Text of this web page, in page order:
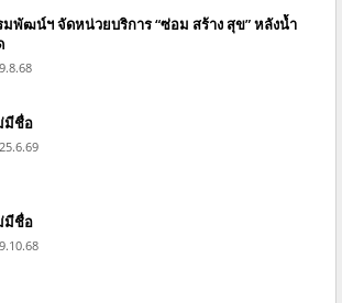
มพัฒน์ฯ จัดหน่วยบริการ “ซ่อม สร้าง สุข” หลังน้ำ
9.8.68
มีชื่อ
25.6.69
มีชื่อ
9.10.68